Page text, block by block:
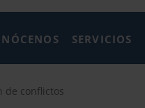
SERVICIOS
de conflictos